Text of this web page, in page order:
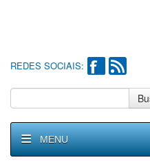
REDES SOCIAIS:
MENU